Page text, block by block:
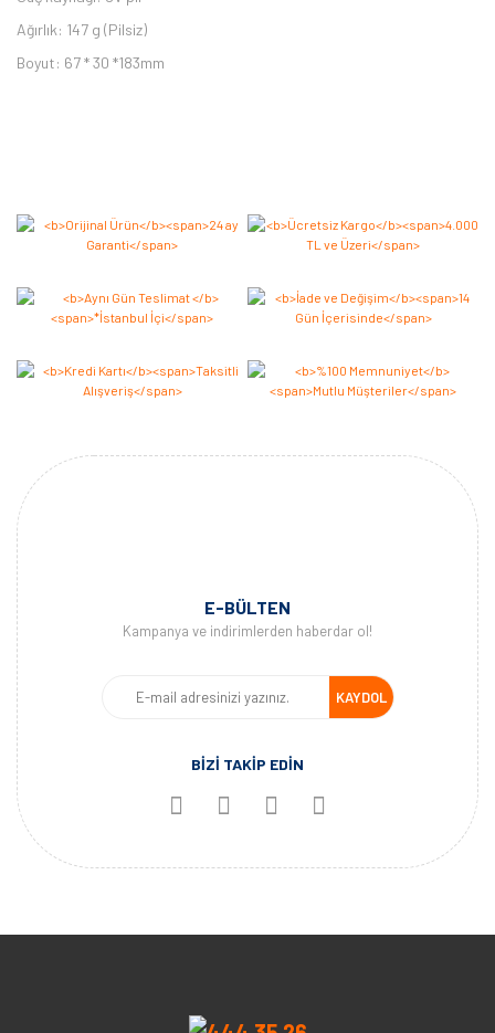
Ağırlık: 147 g (Pilsiz)
Boyut: 67 * 30 *183mm
E-BÜLTEN
Kampanya ve indirimlerden haberdar ol!
KAYDOL
BİZİ TAKİP EDİN